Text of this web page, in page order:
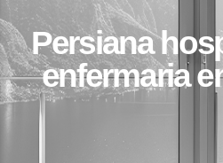
Persiana
enfermaria